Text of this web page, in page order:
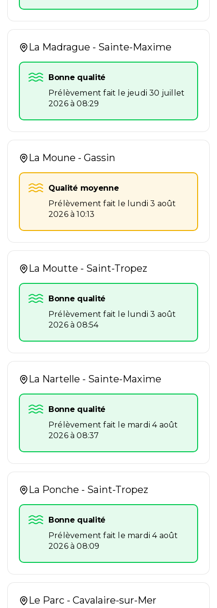
La Madrague - Sainte-Maxime
Bonne qualité
Prélèvement fait le jeudi 30 juillet
2026 à 08:29
La Moune - Gassin
Qualité moyenne
Prélèvement fait le lundi 3 août
2026 à 10:13
La Moutte - Saint-Tropez
Bonne qualité
Prélèvement fait le lundi 3 août
2026 à 08:54
La Nartelle - Sainte-Maxime
Bonne qualité
Prélèvement fait le mardi 4 août
2026 à 08:37
La Ponche - Saint-Tropez
Bonne qualité
Prélèvement fait le mardi 4 août
2026 à 08:09
Le Parc - Cavalaire-sur-Mer